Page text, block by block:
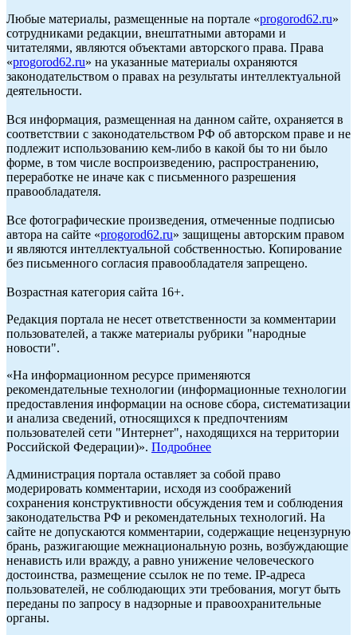
Любые материалы, размещенные на портале «progorod62.ru»
сотрудниками редакции, внештатными авторами и
читателями, являются объектами авторского права. Права
«progorod62.ru» на указанные материалы охраняются
законодательством о правах на результаты интеллектуальной
деятельности.
Вся информация, размещенная на данном сайте, охраняется в
соответствии с законодательством РФ об авторском праве и не
подлежит использованию кем-либо в какой бы то ни было
форме, в том числе воспроизведению, распространению,
переработке не иначе как с письменного разрешения
правообладателя.
Все фотографические произведения, отмеченные подписью
автора на сайте «progorod62.ru» защищены авторским правом
и являются интеллектуальной собственностью. Копирование
без письменного согласия правообладателя запрещено.
Возрастная категория сайта 16+.
Редакция портала не несет ответственности за комментарии
пользователей, а также материалы рубрики "народные
новости".
«На информационном ресурсе применяются
рекомендательные технологии (информационные технологии
предоставления информации на основе сбора, систематизации
и анализа сведений, относящихся к предпочтениям
пользователей сети "Интернет", находящихся на территории
Российской Федерации)». Подробнее
Администрация портала оставляет за собой право
модерировать комментарии, исходя из соображений
сохранения конструктивности обсуждения тем и соблюдения
законодательства РФ и рекомендательных технологий. На
сайте не допускаются комментарии, содержащие нецензурную
брань, разжигающие межнациональную рознь, возбуждающие
ненависть или вражду, а равно унижение человеческого
достоинства, размещение ссылок не по теме. IP-адреса
пользователей, не соблюдающих эти требования, могут быть
переданы по запросу в надзорные и правоохранительные
органы.